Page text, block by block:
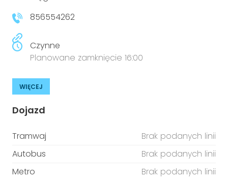
856554262
Czynne
Planowane zamknięcie 16:00
WIĘCEJ
Dojazd
Tramwaj
Brak podanych linii
Autobus
Brak podanych linii
Metro
Brak podanych linii